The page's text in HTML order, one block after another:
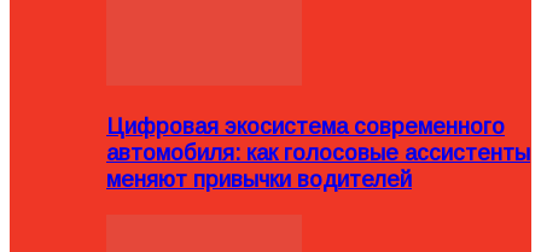
Цифровая экосистема современного
автомобиля: как голосовые ассистенты
меняют привычки водителей